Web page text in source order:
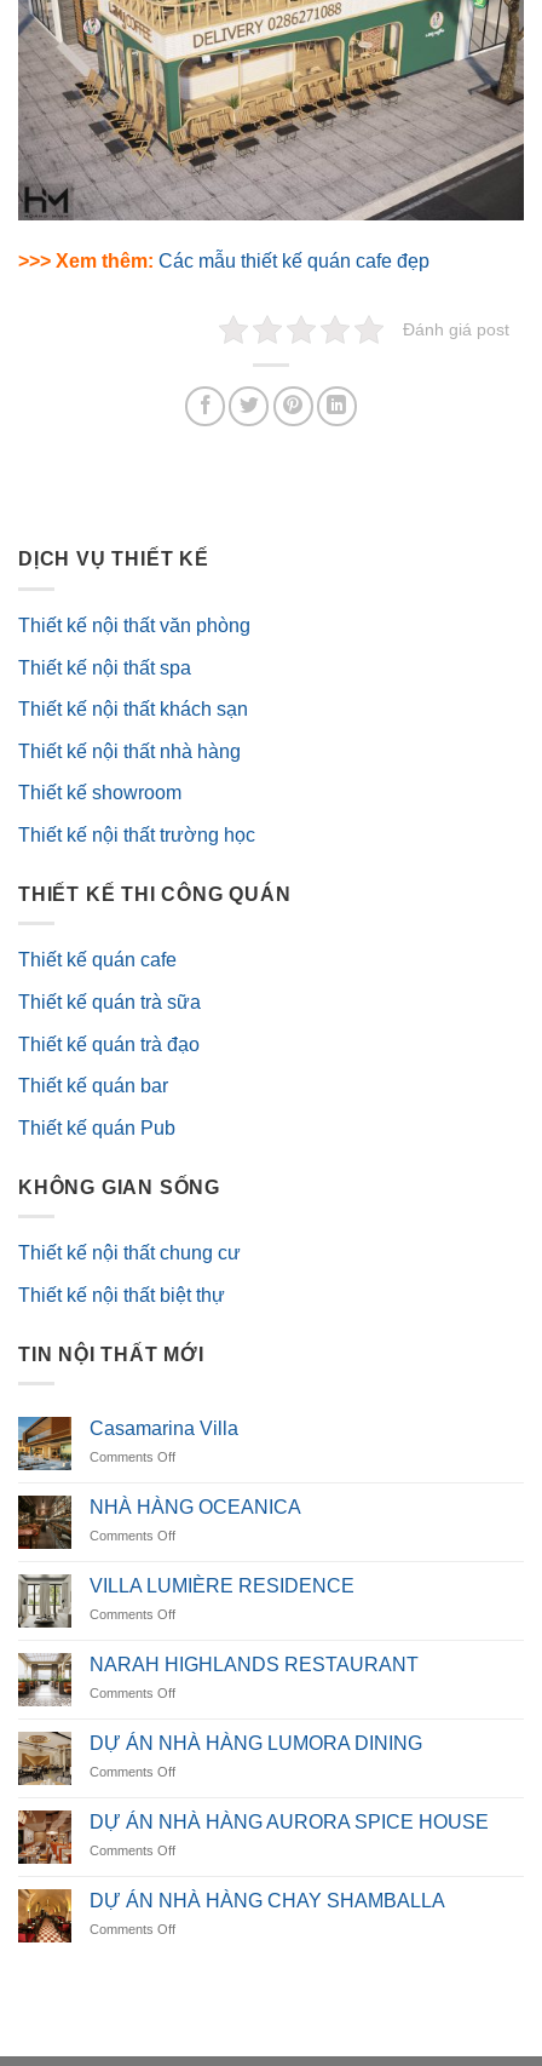
>>> Xem thêm: Các mẫu thiết kế quán cafe đẹp
Đánh giá post
DỊCH VỤ THIẾT KẾ
Thiết kế nội thất văn phòng
Thiết kế nội thất spa
Thiết kế nội thất khách sạn
Thiết kế nội thất nhà hàng
Thiết kế showroom
Thiết kế nội thất trường học
THIẾT KẾ THI CÔNG QUÁN
Thiết kế quán cafe
Thiết kế quán trà sữa
Thiết kế quán trà đạo
Thiết kế quán bar
Thiết kế quán Pub
KHÔNG GIAN SỐNG
Thiết kế nội thất chung cư
Thiết kế nội thất biệt thự
TIN NỘI THẤT MỚI
Casamarina Villa
Comments Offon
Villa
NHÀ HÀNG OCEANICA
Comments Offon
HÀNG
OCEANICA
VILLA LUMIÈRE RESIDENCE
Comments Offon
LUMIÈRE
RESIDENCE
NARAH HIGHLANDS RESTAURANT
Comments Offon
HIGHLANDS
RESTAURANT
DỰ ÁN NHÀ HÀNG LUMORA DINING
Comments Offon
ÁN
NHÀ
HÀNG
DINING
DỰ ÁN NHÀ HÀNG AURORA SPICE HOUSE
Comments Offon
ÁN
NHÀ
HÀNG
DỰ ÁN NHÀ HÀNG CHAY SHAMBALLA
Comments Offon